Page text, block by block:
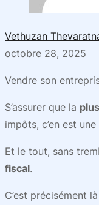
Vethuzan
octobre 28, 2025
Vendre son
S’assurer que la
impôts, c’en est
Et le tout, sans
fiscal.
C’est précisément